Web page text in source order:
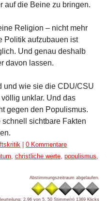
auf die Beine zu bringen.
Religion – nicht mehr
Politik aufzubauen ist
Und genau deshalb
davon lassen.
und wie sie die CDU/CSU
unklar. Und das
gegen den Populismus.
sichtbare Fakten
0 Kommentare
, christliche werte, populismus,
Abstimmungszeitraum abgelaufen.
2.96 von 5, 50 Stimme(n) 1369 Klicks